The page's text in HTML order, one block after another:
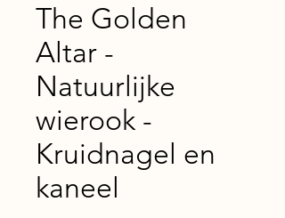
The Golden
Altar -
Natuurlijke
wierook -
Kruidnagel en
kaneel